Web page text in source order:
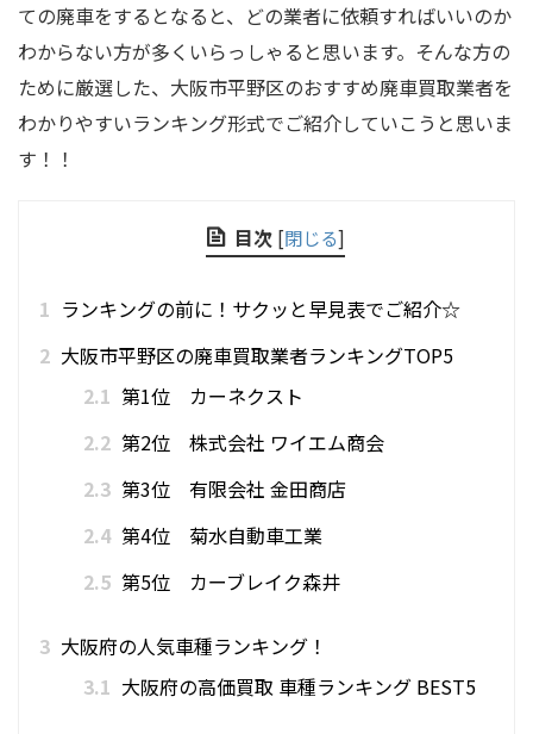
ての廃車をするとなると、どの業者に依頼すればいいのか
わからない方が多くいらっしゃると思います。そんな方の
ために厳選した、大阪市平野区のおすすめ廃車買取業者を
わかりやすいランキング形式でご紹介していこうと思いま
す！！
目次 [閉じる]
1 ランキングの前に！サクッと早見表でご紹介☆
2 大阪市平野区の廃車買取業者ランキングTOP5
2.1 第1位 カーネクスト
2.2 第2位 株式会社 ワイエム商会
2.3 第3位 有限会社 金田商店
2.4 第4位 菊水自動車工業
2.5 第5位 カーブレイク森井
3 大阪府の人気車種ランキング！
3.1 大阪府の高価買取 車種ランキング BEST5